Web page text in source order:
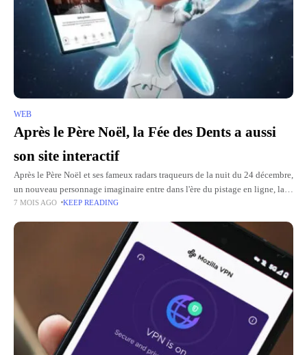
WEB
Après le Père Noël, la Fée des Dents a aussi
son site interactif
Après le Père Noël et ses fameux radars traqueurs de la nuit du 24 décembre,
un nouveau personnage imaginaire entre dans l'ère du pistage en ligne, la
Petite Souris, ou
7 MOIS AGO KEEP READING